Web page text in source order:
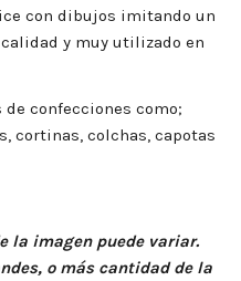
con dibujos imitando un
y muy utilizado en
confecciones como;
cortinas, colchas, capotas
la imagen puede variar.
o máscantidad de la